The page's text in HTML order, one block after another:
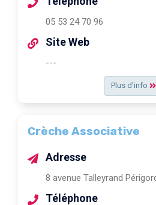
Plus d'info
05 53 24 70 96
Site Web
---
Crèche Associative
Adresse
8 avenue Talleyrand
Téléphone